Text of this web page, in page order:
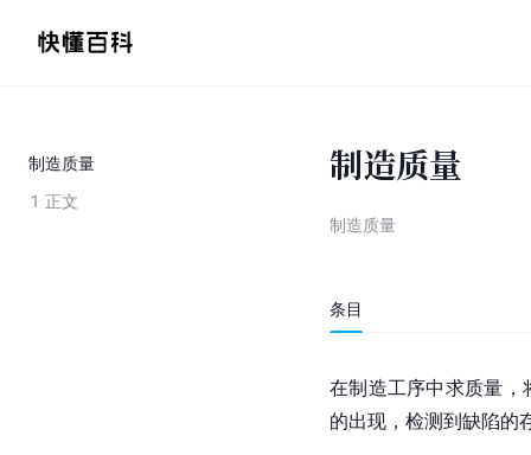
制造质量
1 正文
制造质量
制造质量
条目
在制造工序中求质量，
的出现，检测到缺陷的